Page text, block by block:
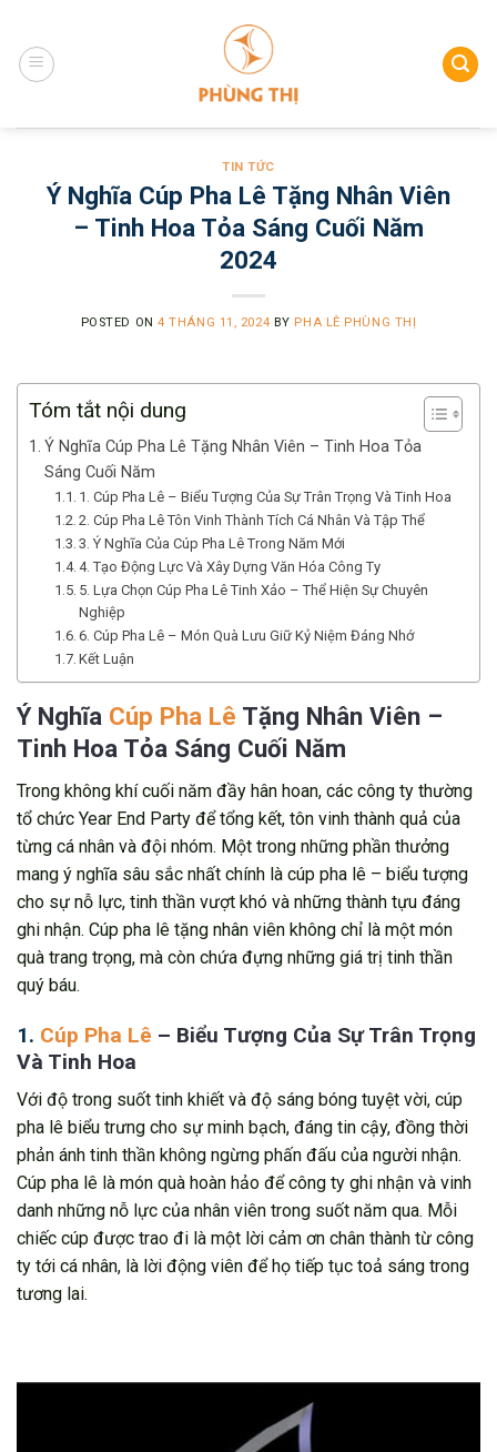
content
TIN TỨC
Ý Nghĩa Cúp Pha Lê Tặng Nhân Viên
– Tinh Hoa Tỏa Sáng Cuối Năm
2024
POSTED ON4 THÁNG 11, 2024 BY PHA LÊ PHÙNG THỊ
Tóm tắt nội dung
Ý Nghĩa Cúp Pha Lê Tặng Nhân Viên – Tinh Hoa Tỏa
Sáng Cuối Năm
1. Cúp Pha Lê – Biểu Tượng Của Sự Trân Trọng Và Tinh Hoa
2. Cúp Pha Lê Tôn Vinh Thành Tích Cá Nhân Và Tập Thể
3. Ý Nghĩa Của Cúp Pha Lê Trong Năm Mới
4. Tạo Động Lực Và Xây Dựng Văn Hóa Công Ty
5. Lựa Chọn Cúp Pha Lê Tinh Xảo – Thể Hiện Sự Chuyên
Nghiệp
6. Cúp Pha Lê – Món Quà Lưu Giữ Kỷ Niệm Đáng Nhớ
Kết Luận
Ý Nghĩa Cúp Pha Lê Tặng Nhân Viên –
Tinh Hoa Tỏa Sáng Cuối Năm
Trong không khí cuối năm đầy hân hoan, các công ty thường
tổ chức Year End Party để tổng kết, tôn vinh thành quả của
từng cá nhân và đội nhóm. Một trong những phần thưởng
mang ý nghĩa sâu sắc nhất chính là cúp pha lê – biểu tượng
cho sự nỗ lực, tinh thần vượt khó và những thành tựu đáng
ghi nhận. Cúp pha lê tặng nhân viên không chỉ là một món
quà trang trọng, mà còn chứa đựng những giá trị tinh thần
quý báu.
1. Cúp Pha Lê – Biểu Tượng Của Sự Trân Trọng
Và Tinh Hoa
Với độ trong suốt tinh khiết và độ sáng bóng tuyệt vời, cúp
pha lê biểu trưng cho sự minh bạch, đáng tin cậy, đồng thời
phản ánh tinh thần không ngừng phấn đấu của người nhận.
Cúp pha lê là món quà hoàn hảo để công ty ghi nhận và vinh
danh những nỗ lực của nhân viên trong suốt năm qua. Mỗi
chiếc cúp được trao đi là một lời cảm ơn chân thành từ công
ty tới cá nhân, là lời động viên để họ tiếp tục toả sáng trong
tương lai.